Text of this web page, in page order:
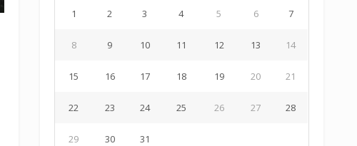
1 2 3 4 5 6 7
8 9 10 11 12 13 14
15 16 17 18 19 20 21
22 23 24 25 26 27 28
29 30 31